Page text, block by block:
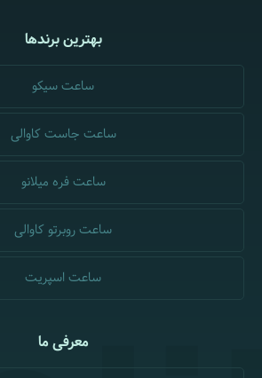
بهترین برندها
ساعت سیکو
ساعت جاست کاوالی
ساعت فره میلانو
ساعت روبرتو کاوالی
ساعت اسپریت
معرفی ما